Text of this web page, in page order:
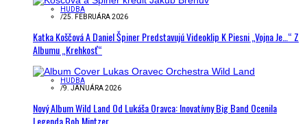
HUDBA
/25. FEBRUÁRA 2026
Katka Koščová A Daniel Špiner Predstavujú Videoklip K Piesni „Vojna Je…“ Z
Albumu „Krehkosť“
HUDBA
/9. JANUÁRA 2026
Nový Album Wild Land Od Lukáša Oravca: Inovatívny Big Band Ocenila
Legenda Bob Mintzer